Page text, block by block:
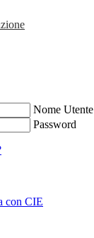
Nome Utente
Password
con CIE